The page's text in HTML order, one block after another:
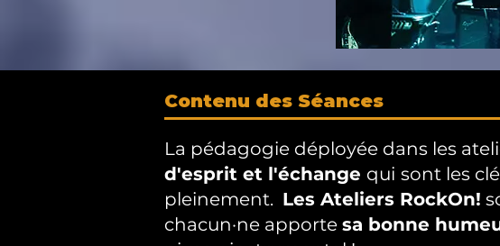
Contenu des Séances
La pédagogie déployée dans les
d'esprit et l'échange qui sont les
pleinement. Les Ateliers RockOn!
chacun·ne apporte sa bonne